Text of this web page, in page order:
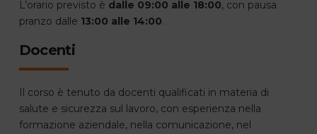
L’orario previsto è dalle 09:00 alle 18:00, con pausa
pranzo dalle 13:00 alle 14:00.
Docenti
Il corso è tenuto da docenti qualificati in materia di
salute e sicurezza sul lavoro, con esperienza nella
formazione aziendale, nella comunicazione, nel